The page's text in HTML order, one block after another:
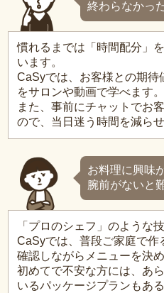
終わらなかっ
慣れるまでは「時間配分」
います。
CaSyでは、お客様との期待
をサロンや動画で学べます。
また、事前にチャットでお
ので、当日迷う時間を減らせ
お料理に興味
腕前がないと
「プロのシェフ」のような
CaSyでは、普段ご家庭で作
確認しながらメニューを決め
初めてで不安な方には、あ
いるパッケージプランもあ